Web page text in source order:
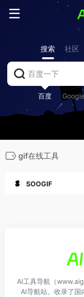
搜索 社区
百度 Google
gif在线工具
SOOGIF
AI工具导航（
AI导航站。收录了国